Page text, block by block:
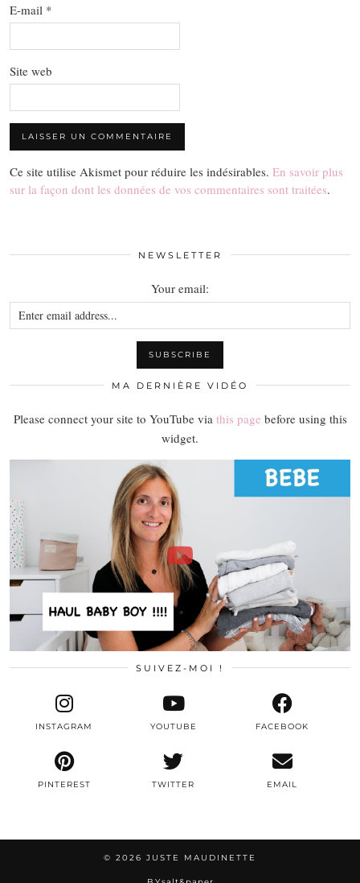
E-mail *
Site web
Ce site utilise Akismet pour réduire les indésirables. En savoir plus
sur la façon dont les données de vos commentaires sont traitées.
NEWSLETTER
Your email:
MA DERNIÈRE VIDÉO
Please connect your site to YouTube via this page before using this
widget.
SUIVEZ-MOI !
TWITTER
INSTAGRAM FACEBOOK
PINTEREST
YOUTUBE
EMAIL
© 2026 JUSTE MAUDINETTE